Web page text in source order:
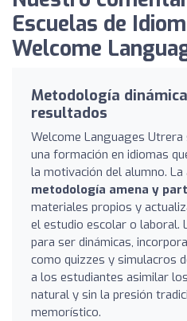
Escuelas de
Welcome
Metodología
resultados
Welcome Languages
una formación en idiomas
la motivación del alumno. La
metodología amena y
materiales propios y
el estudio escolar o laboral.
para ser dinámicas,
como quizzes y simulacros
a los estudiantes asimilar
natural y sin la presión
memorístico.